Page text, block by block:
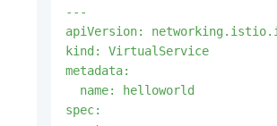
---
apiVersion:
kind: VirtualService
metadata:
  name: helloworld
spec: